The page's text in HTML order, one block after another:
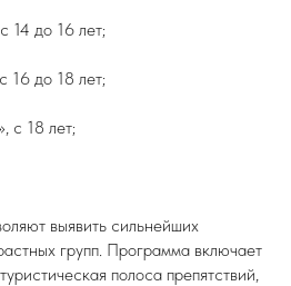
14 до 16 лет;
16 до 18 лет;
с 18 лет;
выявить сильнейших
групп. Программа включает
полоса препятствий,